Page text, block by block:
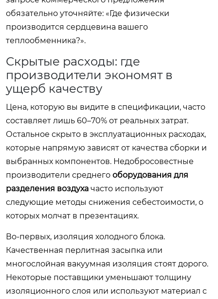
обязательно уточняйте: «Где физически
производится сердцевина вашего
теплообменника?».
Скрытые расходы: где
производители экономят в
ущерб качеству
Цена, которую вы видите в спецификации, часто
составляет лишь 60–70% от реальных затрат.
Остальное скрыто в эксплуатационных расходах,
которые напрямую зависят от качества сборки и
выбранных компонентов. Недобросовестные
производители среднего оборудования для
разделения воздуха часто используют
следующие методы снижения себестоимости, о
которых молчат в презентациях.
Во-первых, изоляция холодного блока.
Качественная перлитная засыпка или
многослойная вакуумная изоляция стоят дорого.
Некоторые поставщики уменьшают толщину
изоляционного слоя или используют материал с